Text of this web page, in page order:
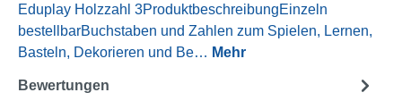
Eduplay Holzzahl 3ProduktbeschreibungEinzeln
bestellbarBuchstaben und Zahlen zum Spielen, Lernen,
Basteln, Dekorieren und Be… Mehr
Bewertungen